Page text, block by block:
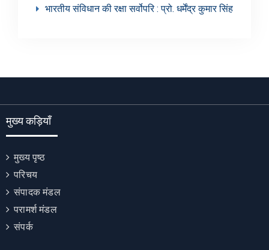
भारतीय संविधान की रक्षा सर्वोपरि : प्रो. धर्मेंद्र कुमार सिंह
मुख्य कड़ियाँ
मुख्य पृष्ठ
परिचय
संपादक मंडल
परामर्श मंडल
संपर्क